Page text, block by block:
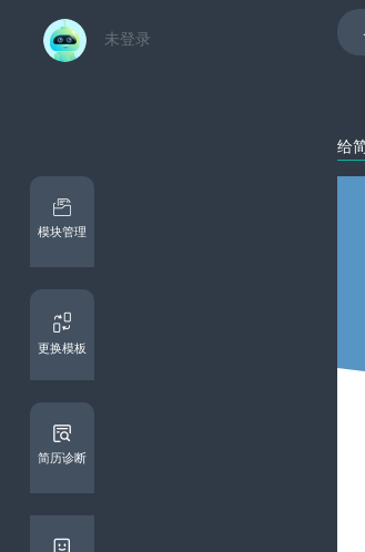
未登录
模块管理
更换模板
简历诊断